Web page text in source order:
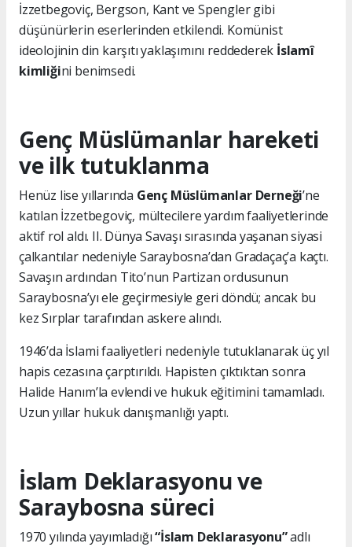
İzzetbegoviç, Bergson, Kant ve Spengler gibi
düşünürlerin eserlerinden etkilendi. Komünist
ideolojinin din karşıtı yaklaşımını reddederek İslamî
kimliğini benimsedi.
Genç Müslümanlar hareketi
ve ilk tutuklanma
Henüz lise yıllarında Genç Müslümanlar Derneği’ne
katılan İzzetbegoviç, mültecilere yardım faaliyetlerinde
aktif rol aldı. II. Dünya Savaşı sırasında yaşanan siyasi
çalkantılar nedeniyle Saraybosna’dan Gradaçaç’a kaçtı.
Savaşın ardından Tito’nun Partizan ordusunun
Saraybosna’yı ele geçirmesiyle geri döndü; ancak bu
kez Sırplar tarafından askere alındı.
1946’da İslami faaliyetleri nedeniyle tutuklanarak üç yıl
hapis cezasına çarptırıldı. Hapisten çıktıktan sonra
Halide Hanım’la evlendi ve hukuk eğitimini tamamladı.
Uzun yıllar hukuk danışmanlığı yaptı.
İslam Deklarasyonu ve
Saraybosna süreci
1970 yılında yayımladığı“İslam Deklarasyonu”adlı